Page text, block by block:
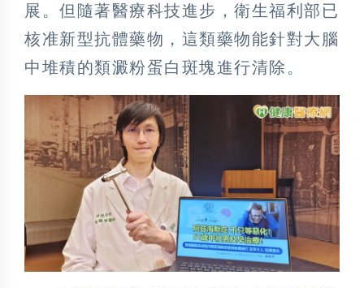
展。但隨著醫療科技進步，衛生福利部已
核准新型抗體藥物，這類藥物能針對大腦
中堆積的類澱粉蛋白斑塊進行清除。